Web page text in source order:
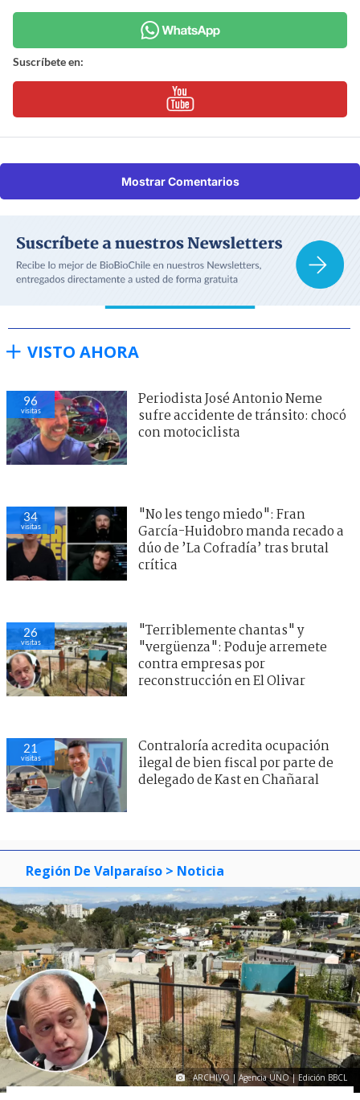
Suscríbete en:
Mostrar Comentarios
VISTO AHORA
96
visitas
Periodista José Antonio Neme
sufre accidente de tránsito: chocó
con motociclista
34
visitas
"No les tengo miedo": Fran
García-Huidobro manda recado a
dúo de ’La Cofradía’ tras brutal
crítica
26
visitas
"Terriblemente chantas" y
"vergüenza": Poduje arremete
contra empresas por
reconstrucción en El Olivar
21
visitas
Contraloría acredita ocupación
ilegal de bien fiscal por parte de
delegado de Kast en Chañaral
Región De Valparaíso > Noticia
ARCHIVO | Agencia UNO | Edición BBCL